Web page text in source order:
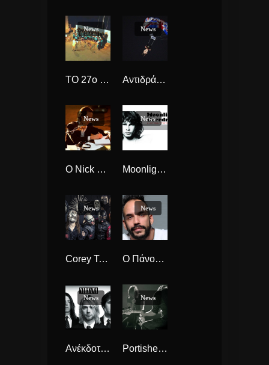
News
ΤΟ 27ο ΧΟΡΩΔΙΑΚΟ ΦΕΣΤΙΒΑΛ ΑΝΔΡΟΥ ΑΠΟ ΤΟΝ ΜΟΥΣΙΚΟ ΣΥΛΛΟΓΟ ΑΝΔΡΟΥ
News
Αντιδράσεις Βρετανών μουσικών για το Brexit.
News
O Nick Cave and the Bad Seeds Πάλι στο studio για νέο Άλμπουμ !!!
News
Moonlight Overdrive για μια εμφάνιση στο Φεστιβάλ Αμαρουσίου 2016.
News
Corey Taylor και headbanging τέλος ?.
News
Ο Πάνος Μουζουράκης Πατάει το Γκαζόν στον Κήπο του Μεγάρου την Δευτέρα 4 Ιουλίου
News
Ανέκδοτα τραγούδια των Nirvana στο διαδίκτυο.
News
Portishead , τιμή στη Jo Cox